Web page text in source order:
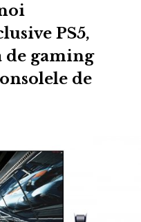
PS5,
de gaming
de